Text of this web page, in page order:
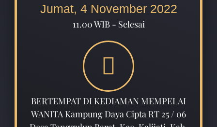
Jumat, 4 November 2022
11.00 WIB - Selesai
BERTEMPAT DI KEDIAMAN MEMPELAI
WANITA Kampung Daya Cipta RT 25 / 06